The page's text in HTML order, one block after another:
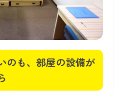
のも、部屋の設備が